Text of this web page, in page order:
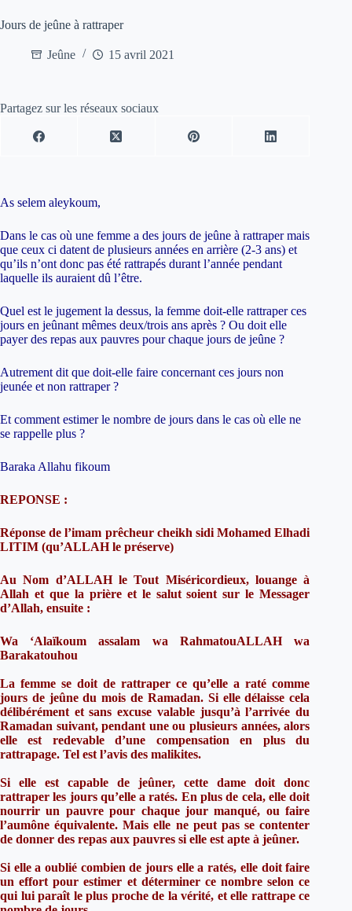
Jours de jeûne à rattraper
Jeûne 15 avril 2021
Partagez sur les réseaux sociaux
As selem aleykoum,
Dans le cas où une femme a des jours de jeûne à rattraper mais
que ceux ci datent de plusieurs années en arrière (2-3 ans) et
qu’ils n’ont donc pas été rattrapés durant l’année pendant
laquelle ils auraient dû l’être.
Quel est le jugement la dessus, la femme doit-elle rattraper ces
jours en jeûnant mêmes deux/trois ans après ? Ou doit elle
payer des repas aux pauvres pour chaque jours de jeûne ?
Autrement dit que doit-elle faire concernant ces jours non
jeunée et non rattraper ?
Et comment estimer le nombre de jours dans le cas où elle ne
se rappelle plus ?
Baraka Allahu fikoum
REPONSE :
Réponse de l’imam prêcheur cheikh sidi Mohamed Elhadi
LITIM (qu’ALLAH le préserve)
Au Nom d’ALLAH le Tout Miséricordieux, louange à
Allah et que la prière et le salut soient sur le Messager
d’Allah, ensuite :
Wa ‘Alaïkoum assalam wa RahmatouALLAH wa
Barakatouhou
La femme se doit de rattraper ce qu’elle a raté comme
jours de jeûne du mois de Ramadan. Si elle délaisse cela
délibérément et sans excuse valable jusqu’à l’arrivée du
Ramadan suivant, pendant une ou plusieurs années, alors
elle est redevable d’une compensation en plus du
rattrapage. Tel est l’avis des malikites.
Si elle est capable de jeûner, cette dame doit donc
rattraper les jours qu’elle a ratés. En plus de cela, elle doit
nourrir un pauvre pour chaque jour manqué, ou faire
l’aumône équivalente. Mais elle ne peut pas se contenter
de donner des repas aux pauvres si elle est apte à jeûner.
Si elle a oublié combien de jours elle a ratés, elle doit faire
un effort pour estimer et déterminer ce nombre selon ce
qui lui paraît le plus proche de la vérité, et elle rattrape ce